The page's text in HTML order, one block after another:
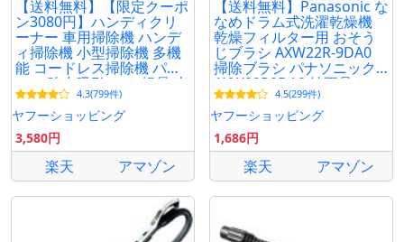
【送料無料】【限定クーポ
ン3080円】ハンディクリ
ーナー 車用掃除機 ハンデ
ィ掃除機 小型掃除機 多機
能 コードレス掃除機 パワ
フル 強力吸引 ミニ 軽量 車
内 家庭用 爆買
4.3(799件)
ヤフーショッピング
3,580円
楽天 アマゾン
【送料無料】Panasonic な
なめドラム式洗濯乾燥機
乾燥フィルター用 おそう
じブラシ AXW22R-9DA0
掃除ブラシ パナソニック
AXW22R9DA0 純正品
4.5(299件)
ヤフーショッピング
1,686円
楽天 アマゾン